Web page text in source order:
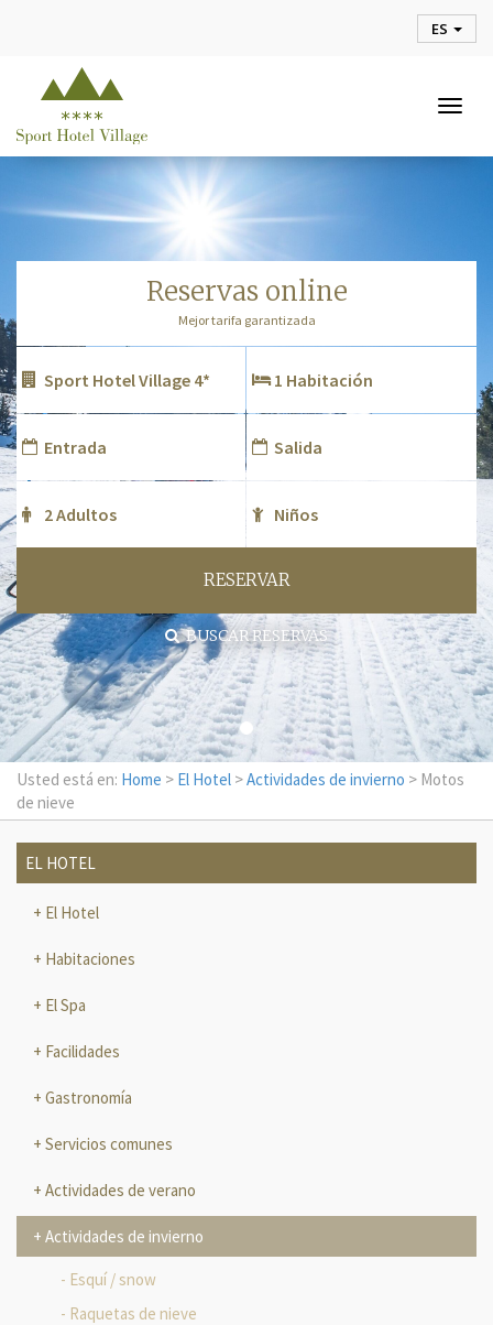
ES
reservas online
Mejor tarifa garantizada
RESERVAR
BUSCAR RESERVAS
Usted está en: Home > El Hotel >Actividades de invierno > Motos
de nieve
EL HOTEL
El Hotel
Habitaciones
El Spa
Facilidades
Gastronomía
Servicios comunes
Actividades de verano
Actividades de invierno
Esquí / snow
Raquetas de nieve